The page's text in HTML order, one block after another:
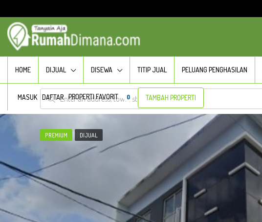
HOME DIJUAL DISEWA TITIP JUAL PELUANG PENGHASILAN
MASUK DAFTAR PROPERTI FAVORIT 0 TAMBAH PROPERTI
PREMIUM DIJUAL